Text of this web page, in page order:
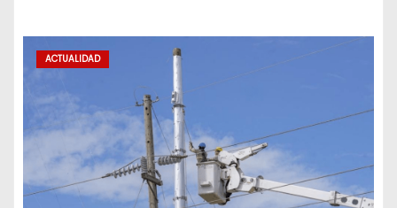
ACTUALIDAD